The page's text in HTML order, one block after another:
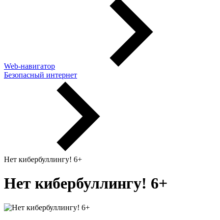
Web-навигатор
Безопасный интернет
Нет кибербуллингу! 6+
Нет кибербуллингу! 6+